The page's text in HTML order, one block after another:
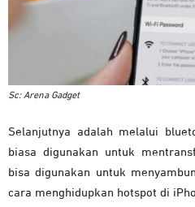
Sc: Arena Gadget
Selanjutnya adalah melalui
biasa digunakan untuk
bisa digunakan untuk
cara menghidupkan hotspot di